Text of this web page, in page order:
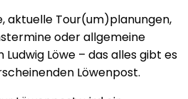
aktuelle Tour(um)planungen,
oder allgemeine
Löwe – das alles gibt es
Löwenpost.